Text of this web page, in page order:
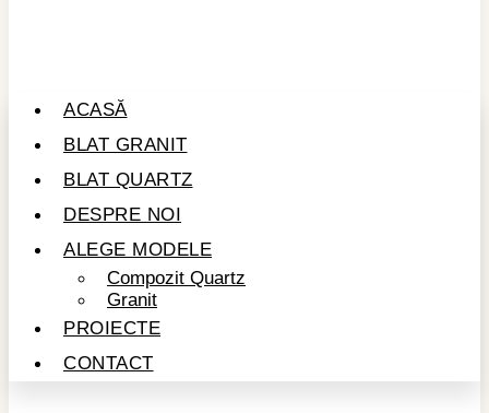
ACASĂ
BLAT GRANIT
BLAT QUARTZ
DESPRE NOI
ALEGE MODELE
Compozit Quartz
Granit
PROIECTE
CONTACT